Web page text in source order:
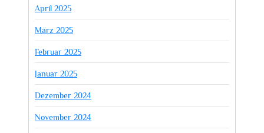
April 2025
März 2025
Februar 2025
Januar 2025
Dezember 2024
November 2024